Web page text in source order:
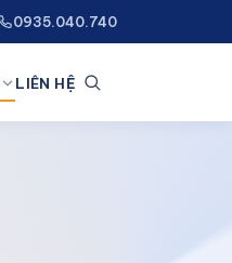
0935.040.740
LIÊN HỆ